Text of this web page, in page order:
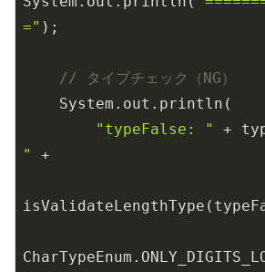
=" );
// タイプチェック（NG）
    System.out.println(
"typeFalse: "
+
"
+